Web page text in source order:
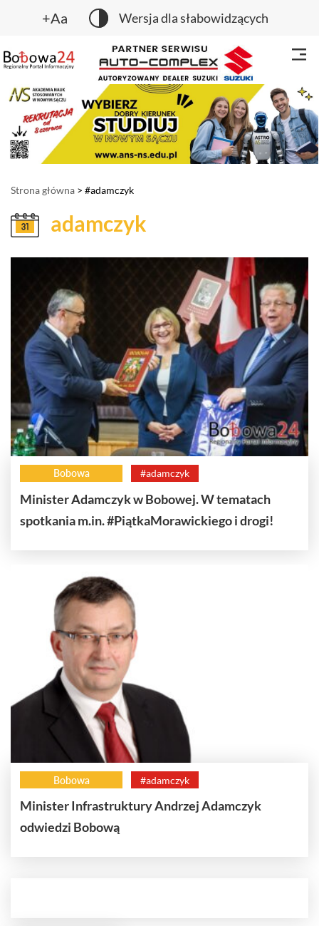
+Aa Wersja dla słabowidzących
Strona główna > #adamczyk
adamczyk
Bobowa #adamczyk
Minister Adamczyk w Bobowej. W tematach
spotkania m.in. #PiątkaMorawickiego i drogi!
Bobowa #adamczyk
Minister Infrastruktury Andrzej Adamczyk
odwiedzi Bobową